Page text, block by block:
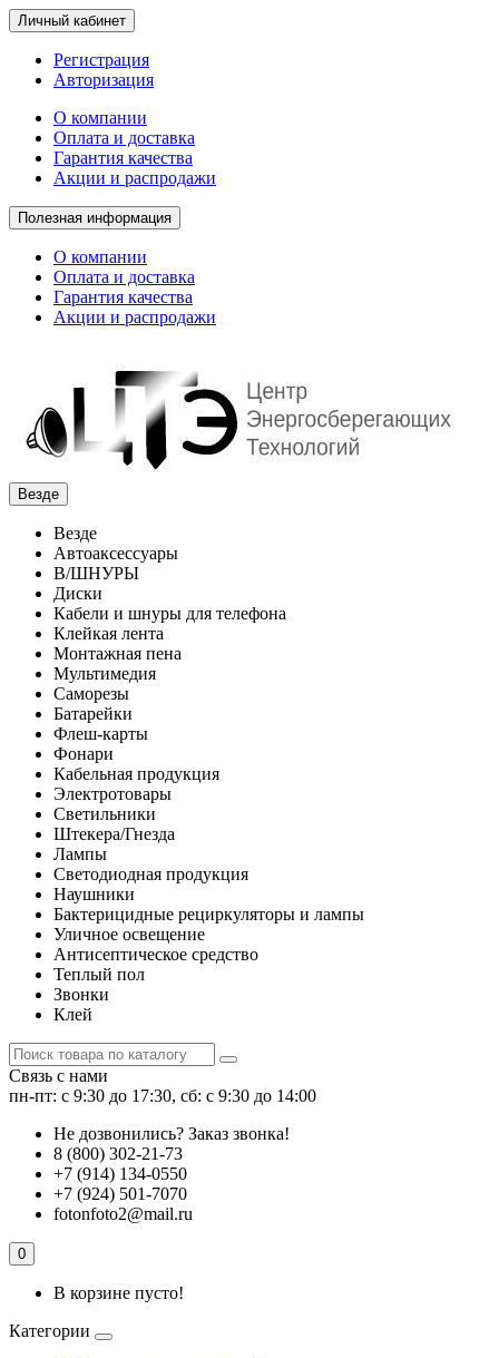
Личный кабинет
Регистрация
Авторизация
О компании
Оплата и доставка
Гарантия качества
Акции и распродажи
Полезная информация
О компании
Оплата и доставка
Гарантия качества
Акции и распродажи
Везде
Везде
Автоаксессуары
В/ШНУРЫ
Диски
Кабели и шнуры для телефона
Клейкая лента
Монтажная пена
Мультимедия
Саморезы
Батарейки
Флеш-карты
Фонари
Кабельная продукция
Электротовары
Светильники
Штекера/Гнезда
Лампы
Светодиодная продукция
Наушники
Бактерицидные рециркуляторы и лампы
Уличное освещение
Антисептическое средство
Теплый пол
Звонки
Клей
Связь с нами
пн-пт: с 9:30 до 17:30, сб: с 9:30 до 14:00
Не дозвонились? Заказ звонка!
8 (800) 302-21-73
+7 (914) 134-0550
+7 (924) 501-7070
fotonfoto2@mail.ru
0
В корзине пусто!
Категории